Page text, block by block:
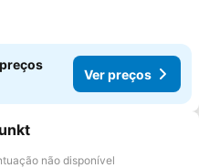
Ver preços
aos favoritos
não disponível